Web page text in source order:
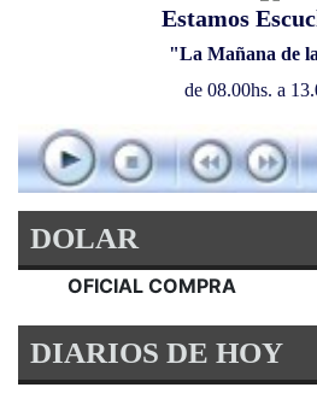
Estamos
"La Mañana de
de 08.00hs. a
DOLAR
OFICIAL COMPRA
DIARIOS DE HOY